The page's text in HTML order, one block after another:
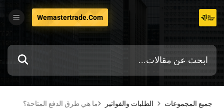
إلى
Wemastertrade.com
جميع المجموعات الطلبات والفواتير ما هي طرق الدفع المتاحة؟